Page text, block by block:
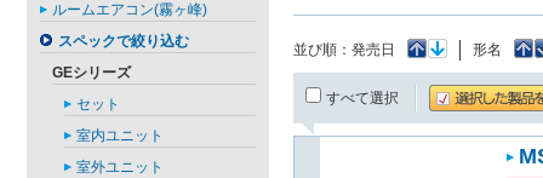
並び順： 発売日 形名
すべて選択
ルームエアコン(霧ヶ峰)
スペックで絞り込む
GEシリーズ
セット
室内ユニット
室外ユニット